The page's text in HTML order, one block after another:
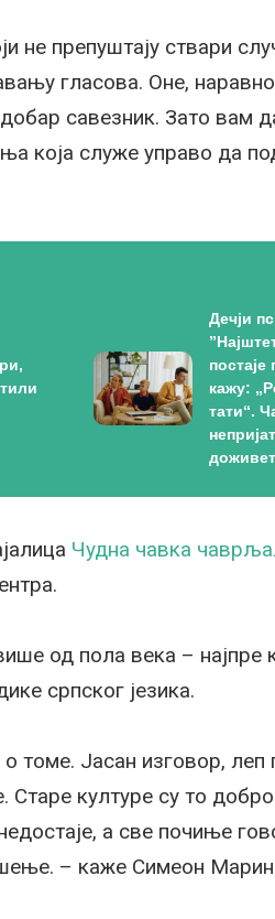
препуштају ствари
гласова. Оне,
савезник. Зато вам
која служе управо да
Дечји
кажу:
тати“.
Чудна чавка
од пола века – најпре
српског језика.
томе. Јасан изговор, леп
Старе културе су то
а све почиње
– каже Симеон